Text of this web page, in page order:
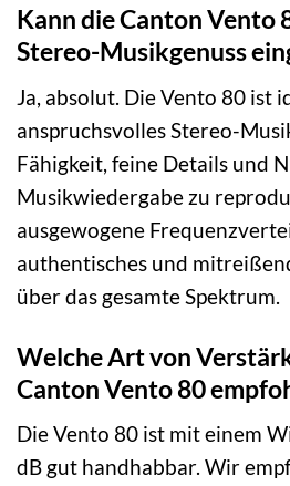
Kann die Canton Vento
Stereo-Musikgenuss
Ja, absolut. Die Vento 80 ist
anspruchsvolles Stereo-
Fähigkeit, feine Details und
Musikwiedergabe zu
ausgewogene
authentisches und
über das gesamte Spektrum.
Welche Art von
Canton Vento 80
Die Vento 80 ist mit einem
dB gut handhabbar. Wir